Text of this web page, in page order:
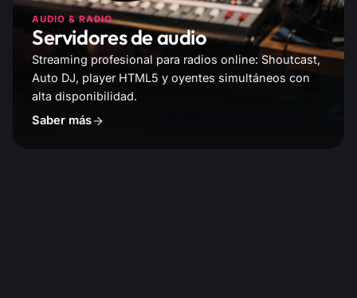
AUDIO & RADIO
Servidores de audio
Streaming profesional para radios online: Shoutcast,
Auto DJ, player HTML5 y oyentes simultáneos con
alta disponibilidad.
Saber más